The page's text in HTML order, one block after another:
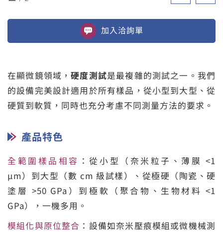
加入洽詢單
在顯微鏡領域，硬度測試是最複雜的測試之一。我們
的設備完美設計適用於所有樣品，從小型到大型、從
硬質到軟質，同時也充分考慮不同測量方法的要求。
產品特色
全範圍樣品相容 ：從小型（奈米粒子、薄膜 <1
µm）到大型（數 cm 級試樣）、從極硬（陶瓷、硬
塗層 >50 GPa）到極軟（聚合物、生物材料 <1
GPa），一機多用。
模組化與原位整合 ：設備如奈米壓痕模組或微機械測